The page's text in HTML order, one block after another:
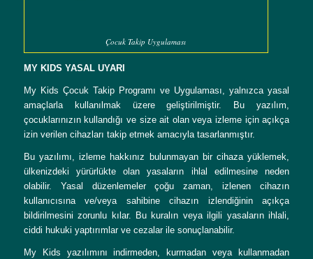
Çocuk Takip Uygulaması
MY KIDS YASAL UYARI
My Kids Çocuk Takip Programı ve Uygulaması, yalnızca yasal
amaçlarla kullanılmak üzere geliştirilmiştir. Bu yazılım,
çocuklarınızın kullandığı ve size ait olan veya izleme için açıkça
izin verilen cihazları takip etmek amacıyla tasarlanmıştır.
Bu yazılımı, izleme hakkınız bulunmayan bir cihaza yüklemek,
ülkenizdeki yürürlükte olan yasaların ihlal edilmesine neden
olabilir. Yasal düzenlemeler çoğu zaman, izlenen cihazın
kullanıcısına ve/veya sahibine cihazın izlendiğinin açıkça
bildirilmesini zorunlu kılar. Bu kuralın veya ilgili yasaların ihlali,
ciddi hukuki yaptırımlar ve cezalar ile sonuçlanabilir.
My Kids yazılımını indirmeden, kurmadan veya kullanmadan